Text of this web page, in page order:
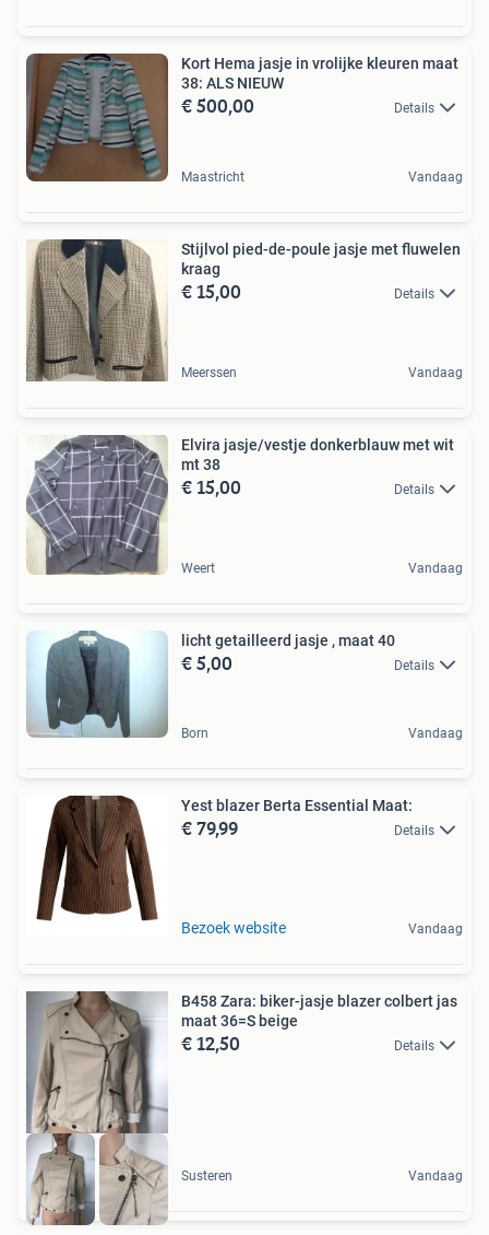
Kort Hema jasje in vrolijke kleuren maat
38: ALS NIEUW
€ 500,00 Details
Maastricht Vandaag
Stijlvol pied-de-poule jasje met fluwelen
kraag
€ 15,00 Details
Meerssen Vandaag
Elvira jasje/vestje donkerblauw met wit
mt 38
€ 15,00 Details
Weert Vandaag
licht getailleerd jasje , maat 40
€ 5,00 Details
Born Vandaag
Yest blazer Berta Essential Maat:
€ 79,99 Details
Bezoek website Vandaag
B458 Zara: biker-jasje blazer colbert jas
maat 36=S beige
€ 12,50 Details
Susteren Vandaag